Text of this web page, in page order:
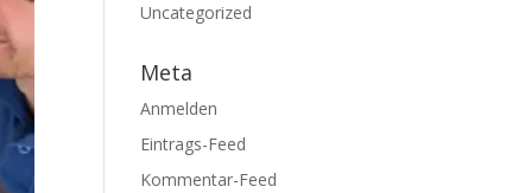
Uncategorized
Meta
Anmelden
Eintrags-Feed
Kommentar-Feed